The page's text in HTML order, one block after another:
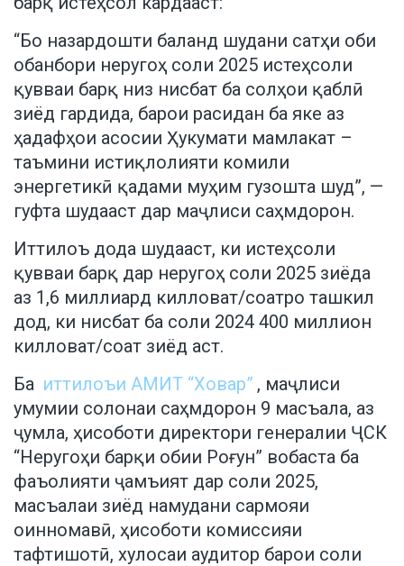
“Бо назардошти баланд шудани сатҳи оби
обанбори неругоҳ соли 2025 истеҳсоли
қувваи барқ низ нисбат ба солҳои қаблӣ
зиёд гардида, барои расидан ба яке аз
ҳадафҳои асосии Ҳукумати мамлакат –
таъмини истиқлолияти комили
энергетикӣ қадами муҳим гузошта шуд”, —
гуфта шудааст дар маҷлиси саҳмдорон.
Иттилоъ дода шудааст, ки истеҳсоли
қувваи барқ дар неругоҳ соли 2025 зиёда
аз 1,6 миллиард килловат/соатро ташкил
дод, ки нисбат ба соли 2024 400 миллион
килловат/соат зиёд аст.
Ба иттилоъи АМИТ “Ховар” , маҷлиси
умумии солонаи саҳмдорон 9 масъала, аз
ҷумла, ҳисоботи директори генералии ҶСК
“Неругоҳи барқи обии Роғун” вобаста ба
фаъолияти ҷамъият дар соли 2025,
масъалаи зиёд намудани сармояи
оинномавӣ, ҳисоботи комиссияи
тафтишотӣ, хулосаи аудитор барои соли